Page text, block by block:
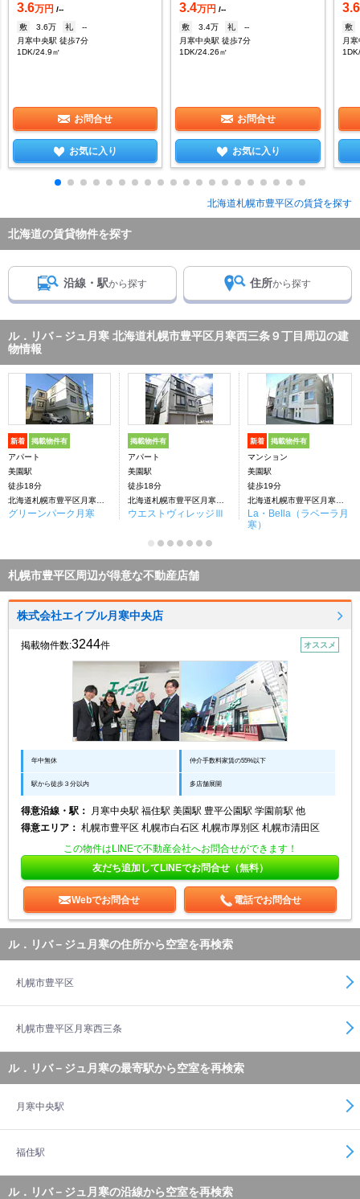
3.6万円 /--
敷
3.6万 礼
--
月寒中央駅 徒歩7分
1DK/24.9㎡
お問合せ
お気に入り
3.4万円 /--
敷
3.4万 礼
--
月寒中央駅 徒歩7分
1DK/24.26㎡
お問合せ
お気に入り
3.6
敷
月
北海道札幌市豊平区の賃貸を探す
北海道の賃貸物件を探す
沿線・駅から探す 住所から探す
ル．リバ－ジュ月寒 北海道札幌市豊平区月寒西三条９丁目周辺の建
物情報
新着 掲載物件有
アパート
美園駅
徒歩18分
グリーンパーク月寒
掲載物件有
アパート
美園駅
徒歩18分
ウエストヴィレッジⅢ
新着 掲載物件有
マンション
美園駅
徒歩19分
La・Bella（ラベーラ月
寒）
札幌市豊平区周辺が得意な不動産店舗
株式会社エイブル月寒中央店
掲載物件数:3244件 オススメ
年中無休 仲介手数料家賃の55%以下
駅から徒歩３分以内 多店舗展開
得意沿線・駅：
月寒中央駅 福住駅 美園駅 豊平公園駅 学園前駅 他
得意エリア： 札幌市豊平区 札幌市白石区 札幌市厚別区 札幌市清田区
この物件はLINEで不動産会社へお問合せができます！
友だち追加してLINEでお問合せ（無料）
Webでお問合せ 電話でお問合せ
ル．リバ－ジュ月寒の住所から空室を再検索
札幌市豊平区
札幌市豊平区月寒西三条
ル．リバ－ジュ月寒の最寄駅から空室を再検索
月寒中央駅
福住駅
ル．リバ－ジュ月寒の沿線から空室を再検索